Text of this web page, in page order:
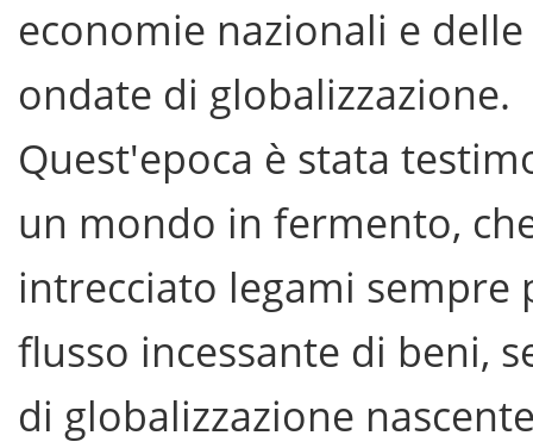
economie nazionali e
ondate di globalizzazione.
Quest'epoca è stata
un mondo in fermento,
intrecciato legami
flusso incessante di beni,
di globalizzazione